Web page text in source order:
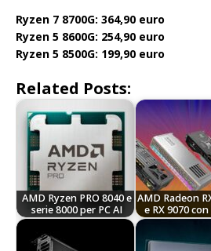
Ryzen 7 8700G: 364,90 euro
Ryzen 5 8600G: 254,90 euro
Ryzen 5 8500G: 199,90 euro
Related Posts:
AMD Ryzen PRO 8040 e
serie 8000 per PC AI
AMD Radeon
e RX 9070